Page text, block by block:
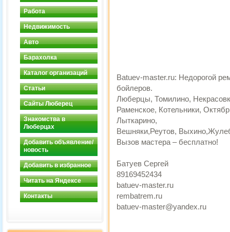
Работа
Недвижимость
Авто
Барахолка
Каталог организаций
Статьи
Сайты Люберец
Знакомства в
Люберцах
Добавить объявление/
новость
Добавить в избранное
Читать на Яндексе
Контакты
Batuev-master.ru: Недорогой
бойлеров.
Люберцы, Томилино,
Раменское, Котельники,
Лыткарино,
Вешняки,Реутов,
Вызов мастера – бесплатно!
Батуев Сергей
89169452434
batuev-master.ru
rembatrem.ru
batuev-master@yandex.ru